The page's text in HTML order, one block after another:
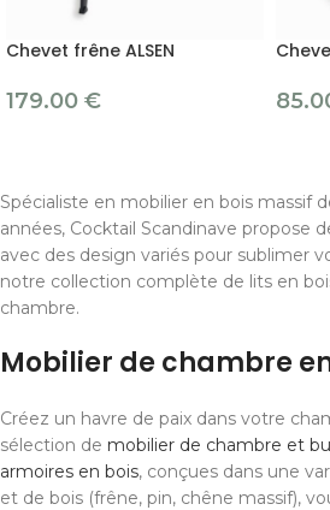
Chevet frêne ALSEN
179.00 €
Spécialiste en mobilier en bois massif
années, Cocktail Scandinave propose
avec des design variés pour sublimer
notre collection complète de lits en
chambre.
Mobilier de chambre
Créez un havre de paix dans votre
sélection de mobilier de chambre et
armoires en bois, conçues dans une
et de bois (frêne, pin, chêne massif),